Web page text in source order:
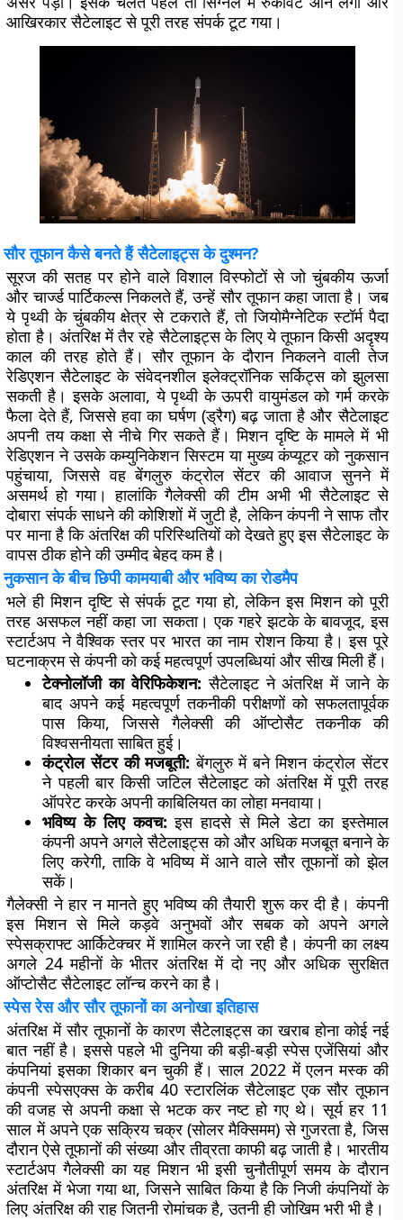
आखिरकार सैटेलाइट से पूरी तरह संपर्क टूट गया।
सौर तूफान कैसे बनते हैं सैटेलाइट्स के दुश्मन?
सूरज की सतह पर होने वाले विशाल विस्फोटों से जो चुंबकीय ऊर्जा
और चार्ज्ड पार्टिकल्स निकलते हैं, उन्हें सौर तूफान कहा जाता है। जब
ये पृथ्वी के चुंबकीय क्षेत्र से टकराते हैं, तो जियोमैग्नेटिक स्टॉर्म पैदा
होता है। अंतरिक्ष में तैर रहे सैटेलाइट्स के लिए ये तूफान किसी अदृश्य
काल की तरह होते हैं। सौर तूफान के दौरान निकलने वाली तेज
रेडिएशन सैटेलाइट के संवेदनशील इलेक्ट्रॉनिक सर्किट्स को झुलसा
सकती है। इसके अलावा, ये पृथ्वी के ऊपरी वायुमंडल को गर्म करके
फैला देते हैं, जिससे हवा का घर्षण (ड्रैग) बढ़ जाता है और सैटेलाइट
अपनी तय कक्षा से नीचे गिर सकते हैं। मिशन दृष्टि के मामले में भी
रेडिएशन ने उसके कम्युनिकेशन सिस्टम या मुख्य कंप्यूटर को नुकसान
पहुंचाया, जिससे वह बेंगलुरु कंट्रोल सेंटर की आवाज सुनने में
असमर्थ हो गया। हालांकि गैलेक्सी की टीम अभी भी सैटेलाइट से
दोबारा संपर्क साधने की कोशिशों में जुटी है, लेकिन कंपनी ने साफ तौर
पर माना है कि अंतरिक्ष की परिस्थितियों को देखते हुए इस सैटेलाइट के
वापस ठीक होने की उम्मीद बेहद कम है।
नुकसान के बीच छिपी कामयाबी और भविष्य का रोडमैप
भले ही मिशन दृष्टि से संपर्क टूट गया हो, लेकिन इस मिशन को पूरी
तरह असफल नहीं कहा जा सकता। एक गहरे झटके के बावजूद, इस
स्टार्टअप ने वैश्विक स्तर पर भारत का नाम रोशन किया है। इस पूरे
घटनाक्रम से कंपनी को कई महत्वपूर्ण उपलब्धियां और सीख मिली हैं।
टेक्नोलॉजी का वेरिफिकेशन: सैटेलाइट ने अंतरिक्ष में जाने के
बाद अपने कई महत्वपूर्ण तकनीकी परीक्षणों को सफलतापूर्वक
पास किया, जिससे गैलेक्सी की ऑप्टोसैट तकनीक की
विश्वसनीयता साबित हुई।
कंट्रोल सेंटर की मजबूती: बेंगलुरु में बने मिशन कंट्रोल सेंटर
ने पहली बार किसी जटिल सैटेलाइट को अंतरिक्ष में पूरी तरह
ऑपरेट करके अपनी काबिलियत का लोहा मनवाया।
भविष्य के लिए कवच: इस हादसे से मिले डेटा का इस्तेमाल
कंपनी अपने अगले सैटेलाइट्स को और अधिक मजबूत बनाने के
लिए करेगी, ताकि वे भविष्य में आने वाले सौर तूफानों को झेल
सकें।
गैलेक्सी ने हार न मानते हुए भविष्य की तैयारी शुरू कर दी है। कंपनी
इस मिशन से मिले कड़वे अनुभवों और सबक को अपने अगले
स्पेसक्राफ्ट आर्किटेक्चर में शामिल करने जा रही है। कंपनी का लक्ष्य
अगले 24 महीनों के भीतर अंतरिक्ष में दो नए और अधिक सुरक्षित
ऑप्टोसैट सैटेलाइट लॉन्च करने का है।
स्पेस रेस और सौर तूफानों का अनोखा इतिहास
अंतरिक्ष में सौर तूफानों के कारण सैटेलाइट्स का खराब होना कोई नई
बात नहीं है। इससे पहले भी दुनिया की बड़ी-बड़ी स्पेस एजेंसियां और
कंपनियां इसका शिकार बन चुकी हैं। साल 2022 में एलन मस्क की
कंपनी स्पेसएक्स के करीब 40 स्टारलिंक सैटेलाइट एक सौर तूफान
की वजह से अपनी कक्षा से भटक कर नष्ट हो गए थे। सूर्य हर 11
साल में अपने एक सक्रिय चक्र (सोलर मैक्सिमम) से गुजरता है, जिस
दौरान ऐसे तूफानों की संख्या और तीव्रता काफी बढ़ जाती है। भारतीय
स्टार्टअप गैलेक्सी का यह मिशन भी इसी चुनौतीपूर्ण समय के दौरान
अंतरिक्ष में भेजा गया था, जिसने साबित किया है कि निजी कंपनियों के
लिए अंतरिक्ष की राह जितनी रोमांचक है, उतनी ही जोखिम भरी भी है।